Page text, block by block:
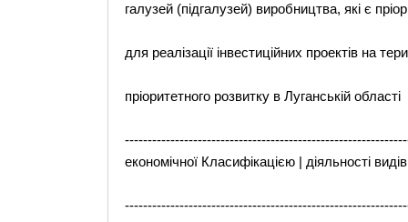
галузей (підгалузей) виробництва, які є
для реалізації інвестиційних проектів на
пріоритетного розвитку в Луганській області
економічної Класифікацією | діяльності